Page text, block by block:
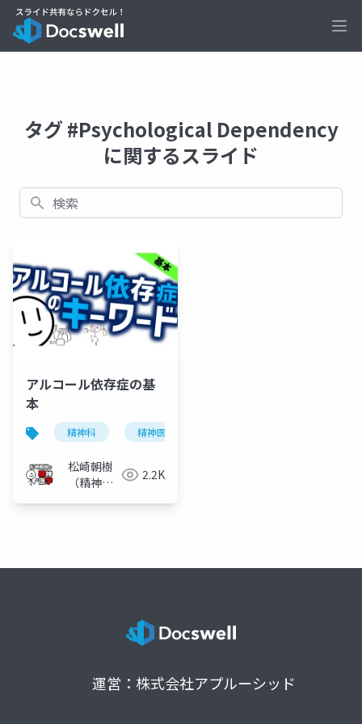
タグ #Psychological Dependency
に関するスライド
検索
アルコール依存症の基
本
精神科 精神医学
松崎朝樹
（精神科
2.2K
運営：株式会社アプルーシッド